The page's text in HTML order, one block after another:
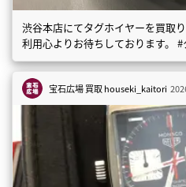
渋谷本店にてタグホイヤーを買取
利用心よりお待ちしております。
宝石広場 買取houseki_kaitori